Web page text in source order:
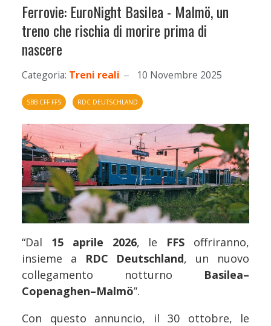
Ferrovie: EuroNight Basilea - Malmö, un
treno che rischia di morire prima di
nascere
Categoria: Treni reali 10 Novembre 2025
SBB CFF FFS RDC DEUTSCHLAND
“Dal 15 aprile 2026, le FFS offriranno,
insieme a RDC Deutschland, un nuovo
collegamento notturno Basilea–
Copenaghen–Malmö”.
Con questo annuncio, il 30 ottobre, le